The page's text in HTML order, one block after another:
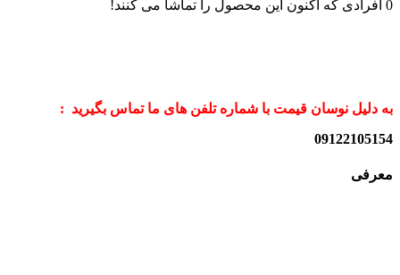
0 افرادی که اکنون این محصول را تماشا می کنند!
به دلیل نوسان قیمت با شماره تلفن های ما تماس بگیرید :
09122105154
معرفی